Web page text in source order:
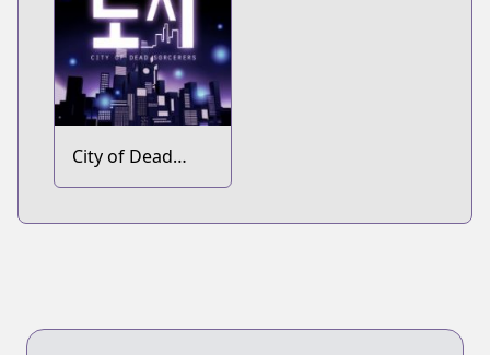
City of Dead
Sorcerers